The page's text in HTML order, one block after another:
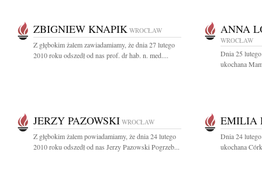
ZBIGNIEW KNAPIK WROCŁAW
Z głębokim żalem zawiadamiamy, że dnia 27 lutego
2010 roku odszedł od nas prof. dr hab. n. med....
ANNA
WROCŁAW
Dnia 25 lutego
ukochana
JERZY PAZOWSKI WROCŁAW
Z głębokim żalem powiadamiamy, że dnia 24 lutego
2010 roku odszedł od nas Jerzy Pazowski Pogrzeb...
EMILIA
Dnia 24 lutego
ukochana